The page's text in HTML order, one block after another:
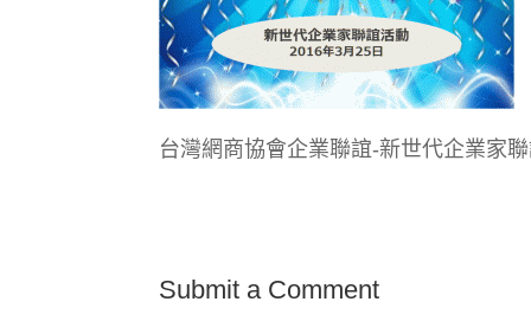
台灣網商協會企業聯誼-新世代企業家
Submit a Comment